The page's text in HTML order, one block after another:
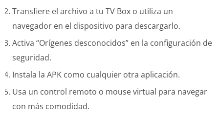
Transfiere el archivo a tu TV Box o utiliza un
navegador en el dispositivo para descargarlo.
Activa “Orígenes desconocidos” en la configuración de
seguridad.
Instala la APK como cualquier otra aplicación.
Usa un control remoto o mouse virtual para navegar
con más comodidad.